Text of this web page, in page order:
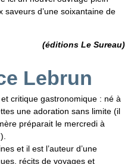
saveurs d’une soixantaine de
(éditions Le Sureau)
Lebrun
critique gastronomique : né à
une adoration sans limite (il
préparait le mercredi à
et il est l’auteur d’une
récits de voyages et